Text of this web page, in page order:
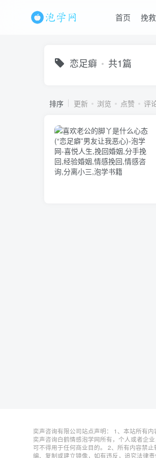
首页 挽
恋足癖 共1篇
排序 更新 浏览 点赞 评
奕声咨询有限公司站点声明： 1、本站所有内
奕声咨询白鹤情感泡学网所有，个人或者企
可不得用于任何商业目的。 2、所有内容禁止
编、复制或建立镜像，如有违反，追究法律责